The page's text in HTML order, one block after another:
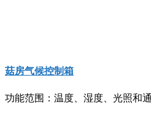
菇房气候控制箱
功能范围：温度、湿度、光照和